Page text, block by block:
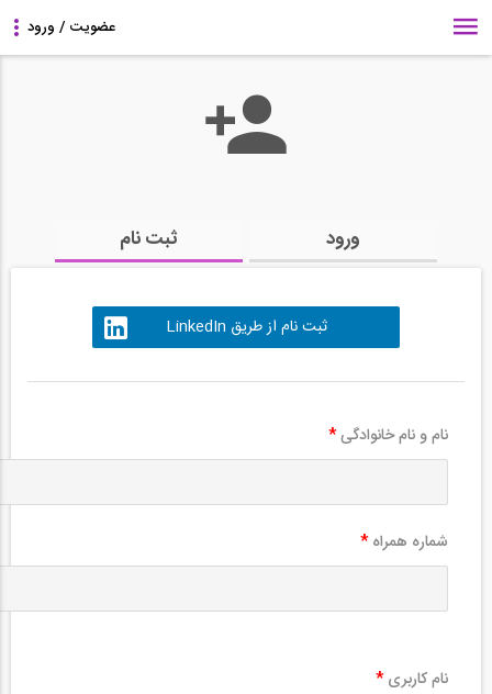
ورود ثبت نام
ثبت نام از طریق LinkedIn
نام و نام خانوادگی*
شماره همراه *
نام کاربری *